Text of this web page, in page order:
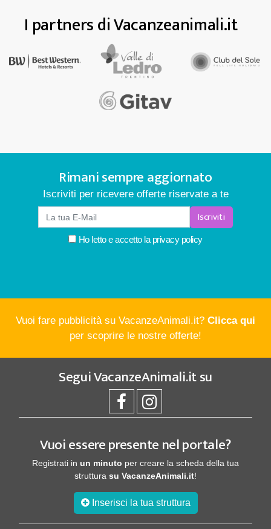
I partners di Vacanzeanimali.it
Rimani sempre aggiornato
Iscriviti per ricevere offerte riservate a te
Iscriviti
Ho letto e accetto laprivacy policy
Vuoi fare pubblicità su VacanzeAnimali.it? Clicca qui
per scoprire le nostre offerte!
SeguiVacanzeAnimali.itsu
Vuoi essere presente nel portale?
Registrati in un minuto per creare la scheda della tua
struttura su VacanzeAnimali.it!
Inserisci la tua struttura